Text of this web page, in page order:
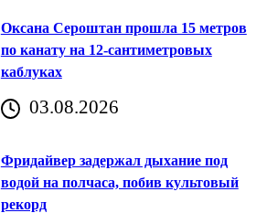
Оксана Сероштан прошла 15 метров
по канату на 12-сантиметровых
каблуках
03.08.2026
Фридайвер задержал дыхание под
водой на полчаса, побив культовый
рекорд